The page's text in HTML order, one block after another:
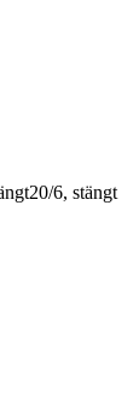
20/6, stängt